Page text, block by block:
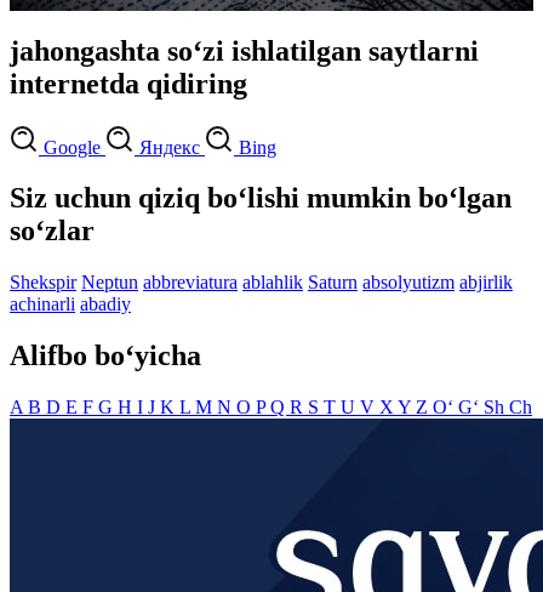
jahongashta so‘zi ishlatilgan saytlarni
internetda qidiring
Google Яндекс Bing
Siz uchun qiziq bo‘lishi mumkin bo‘lgan
so‘zlar
Shekspir Neptun abbreviatura ablahlik Saturn absolyutizm abjirlik
achinarli abadiy
Alifbo bo‘yicha
A B D E F G H I J K L M N O PQ R S T U V X Y Z O‘ G‘ Sh Ch